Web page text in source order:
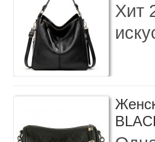
Хит